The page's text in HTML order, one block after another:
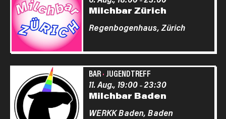
Milchbar Zürich
Regenbogenhaus, Zürich
BAR· JUGENDTREFF
Milchbar Baden
11. Aug., 19:00–23:30
WERKK Baden, Baden